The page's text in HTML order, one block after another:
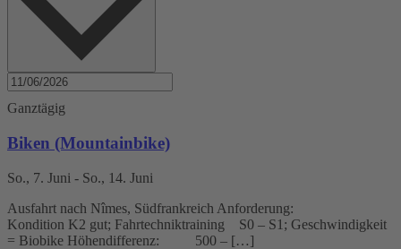
Ganztägig
Biken (Mountainbike)
So., 7. Juni - So., 14. Juni
Ausfahrt nach Nîmes, Südfrankreich Anforderung:
Kondition K2 gut; Fahrtechniktraining S0 – S1; Geschwindigkeit
= Biobike Höhendifferenz: 500 – […]